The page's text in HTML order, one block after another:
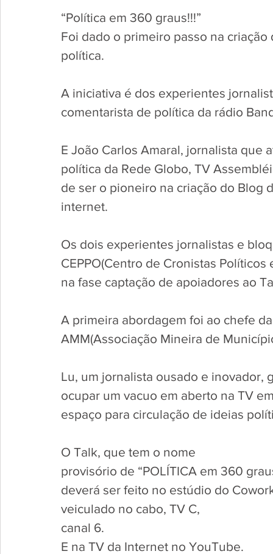
“Política em 360 graus!!!”
Foi dado o primeiro passo na
política.
A iniciativa é dos experientes
comentarista de política da rádio
E João Carlos Amaral, jornalista
política da Rede Globo, TV
de ser o pioneiro na criação do Blog
internet.
Os dois experientes jornalistas e
CEPPO(Centro de Cronistas Políticos
na fase captação de apoiadores ao
A primeira abordagem foi ao chefe
AMM(Associação Mineira de
Lu, um jornalista ousado e inovador,
ocupar um vacuo em aberto na TV
espaço para circulação de ideias
O Talk, que tem o nome
provisório de “POLÍTICA em 360
deverá ser feito no estúdio do
veiculado no cabo, TV C,
canal 6.
E na TV da Internet no YouTube.